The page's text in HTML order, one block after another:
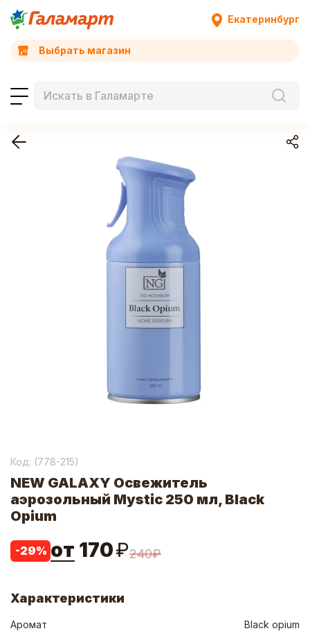
Екатеринбург
Выбрать магазин
Код: (778-215)
NEW GALAXY Освежитель
аэрозольный Mystic 250 мл, Black
Opium
-29% от 170₽240₽
Характеристики
Аромат
Black opium